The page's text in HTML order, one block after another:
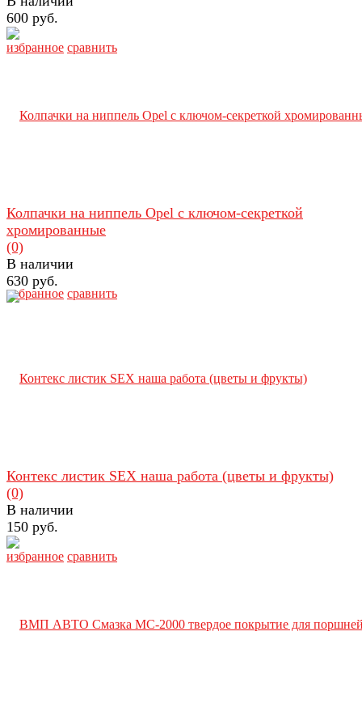
избранное сравнить
600 руб.
избранное сравнить
Колпачки на ниппель Opel с ключом-секреткой
хромированные
(0)
В наличии
630 руб.
избранное сравнить
Контекс листик SEX наша работа (цветы и фрукты)
(0)
В наличии
150 руб.